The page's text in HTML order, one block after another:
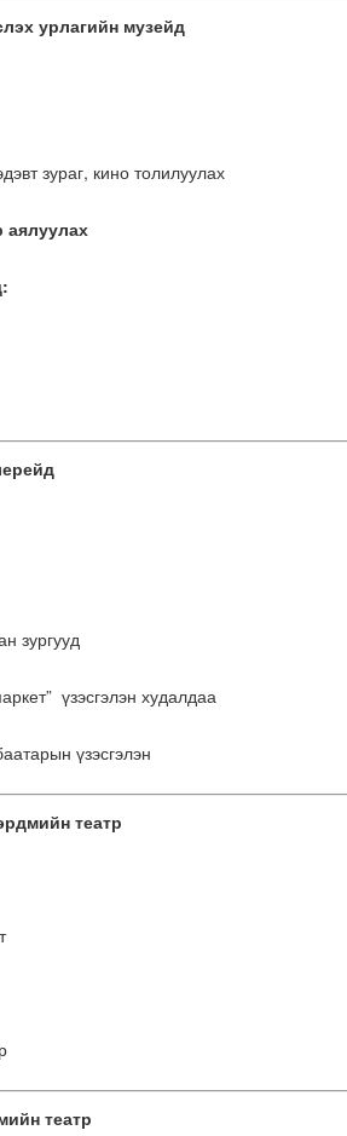
урлагийн музейд
зураг, кино толилуулах
аялуулах
зургууд
үзэсгэлэн худалдаа
үзэсгэлэн
театр
театр